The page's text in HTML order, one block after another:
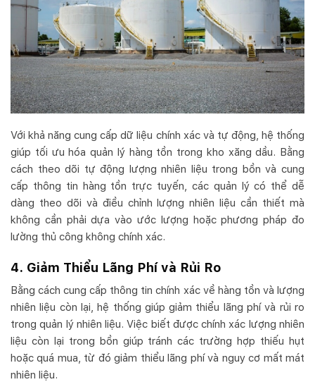
Với khả năng cung cấp dữ liệu chính xác và tự động, hệ thống
giúp tối ưu hóa quản lý hàng tồn trong kho xăng dầu. Bằng
cách theo dõi tự động lượng nhiên liệu trong bồn và cung
cấp thông tin hàng tồn trực tuyến, các quản lý có thể dễ
dàng theo dõi và điều chỉnh lượng nhiên liệu cần thiết mà
không cần phải dựa vào ước lượng hoặc phương pháp đo
lường thủ công không chính xác.
4. Giảm Thiểu Lãng Phí và Rủi Ro
Bằng cách cung cấp thông tin chính xác về hàng tồn và lượng
nhiên liệu còn lại, hệ thống giúp giảm thiểu lãng phí và rủi ro
trong quản lý nhiên liệu. Việc biết được chính xác lượng nhiên
liệu còn lại trong bồn giúp tránh các trường hợp thiếu hụt
hoặc quá mua, từ đó giảm thiểu lãng phí và nguy cơ mất mát
nhiên liệu.